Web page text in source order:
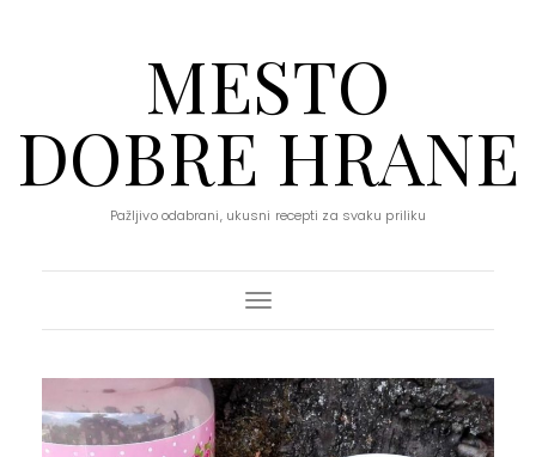
MESTO
DOBRE HRANE
Pažljivo odabrani, ukusni recepti za svaku priliku
Toggle Navigation